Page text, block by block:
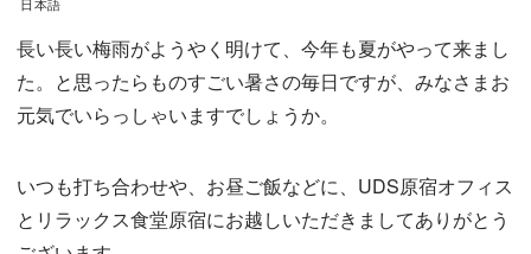
日本語
長い長い梅雨がようやく明けて、今年も夏がやって来まし
た。と思ったらものすごい暑さの毎日ですが、みなさまお
元気でいらっしゃいますでしょうか。
いつも打ち合わせや、お昼ご飯などに、UDS原宿オフィス
とリラックス食堂原宿にお越しいただきましてありがとう